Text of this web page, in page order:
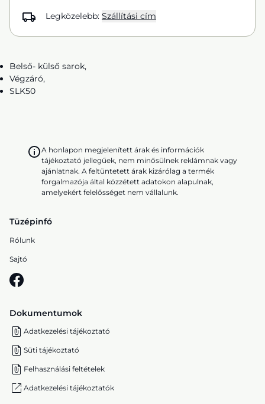
Legközelebb: Szállítási cím
Belső- külső sarok,
Végzáró,
SLK50
A honlapon megjelenített árak és információk
tájékoztató jellegűek, nem minősülnek reklámnak vagy
ajánlatnak. A feltüntetett árak kizárólag a termék
forgalmazója által közzétett adatokon alapulnak,
amelyekért felelősséget nem vállalunk.
Tüzépinfó
Rólunk
Sajtó
Dokumentumok
Adatkezelési tájékoztató
Süti tájékoztató
Felhasználási feltételek
Adatkezelési tájékoztatók